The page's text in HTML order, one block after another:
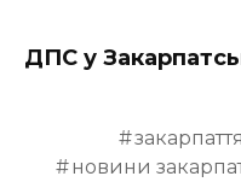
ДПС у
новини